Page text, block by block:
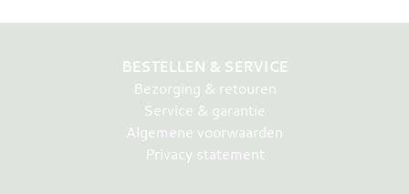
BESTELLEN & SERVICE
Bezorging & retouren
Service & garantie
Algemene voorwaarden
Privacy statement